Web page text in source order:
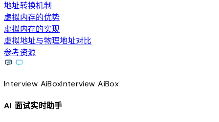
地址转换机制
虚拟内存的优势
虚拟内存的实现
虚拟地址与物理地址对比
参考资源
Interview AiBoxInterviewAiBox
AI 面试实时助手